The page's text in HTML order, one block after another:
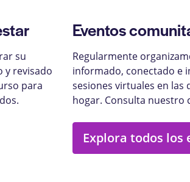
su
y revisado
para
Eventos
Regularmente
informado, conectado e
sesiones virtuales en
hogar. Consulta nuestro
Explora todos los